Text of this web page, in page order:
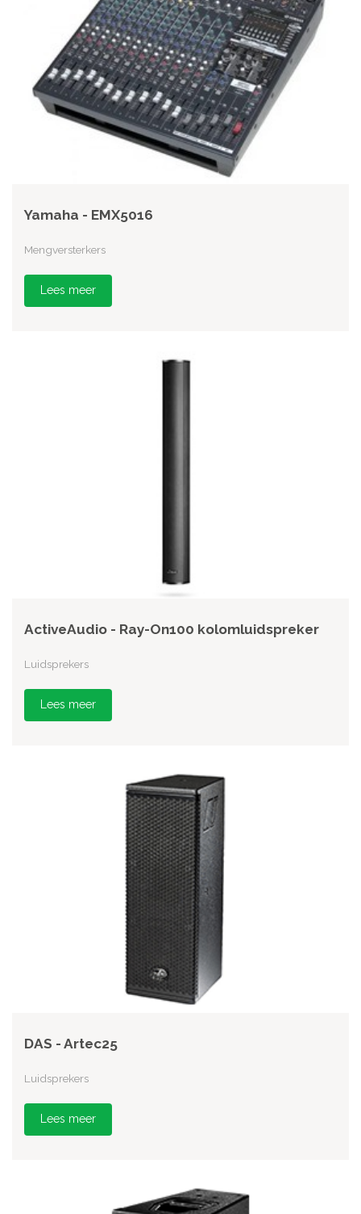
Yamaha - EMX5016
Mengversterkers
Lees meer
ActiveAudio - Ray-On100 kolomluidspreker
Luidsprekers
Lees meer
DAS - Artec25
Luidsprekers
Lees meer